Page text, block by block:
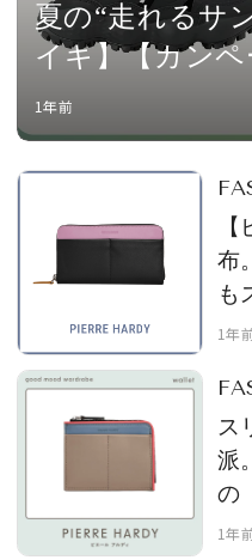
夏の“走れるサ
イキ】【カン
など、アクテ
まる日々を駆
1年前
布
も
1年
ス
派
の
ス
1年